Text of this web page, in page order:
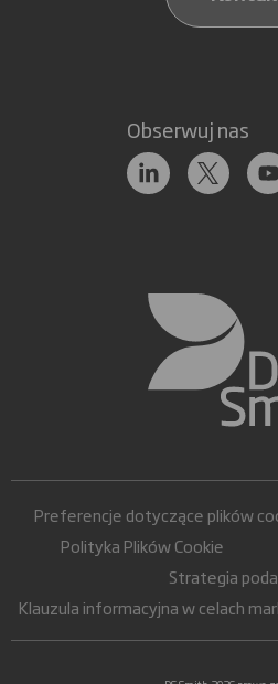
Obserwuj nas
Preferencje dotyczące plików
Polityka Plików Cookie
Strategia
Klauzula informacyjna w celach